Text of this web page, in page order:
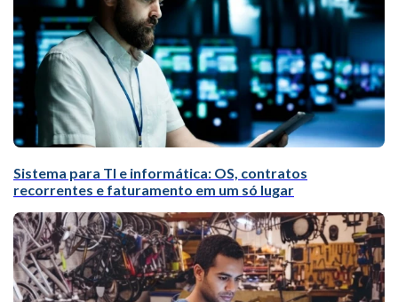
Sistema para TI e informática: OS, contratos
recorrentes e faturamento em um só lugar